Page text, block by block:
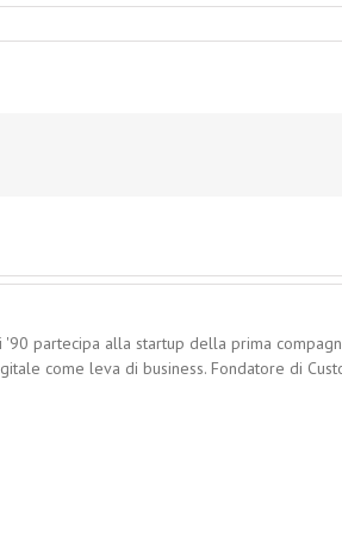
'90 partecipa alla startup della prima
come leva di business. Fondatore di